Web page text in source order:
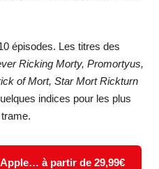
épisodes. Les titres des
Ricking Morty, Promortyus,
of Mort, Star Mort Rickturn
indices pour les plus
à partir de 29,99€